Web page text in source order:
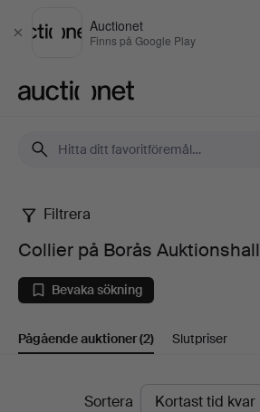
Stäng
Auctionet
Finns på Google Play
Collier
på
Borås
Auktionshall
Filtrera
Collier på Borås Auktionshall
Bevaka sökning
Pågående auktioner(2) Slutpriser
PågåendeSortera